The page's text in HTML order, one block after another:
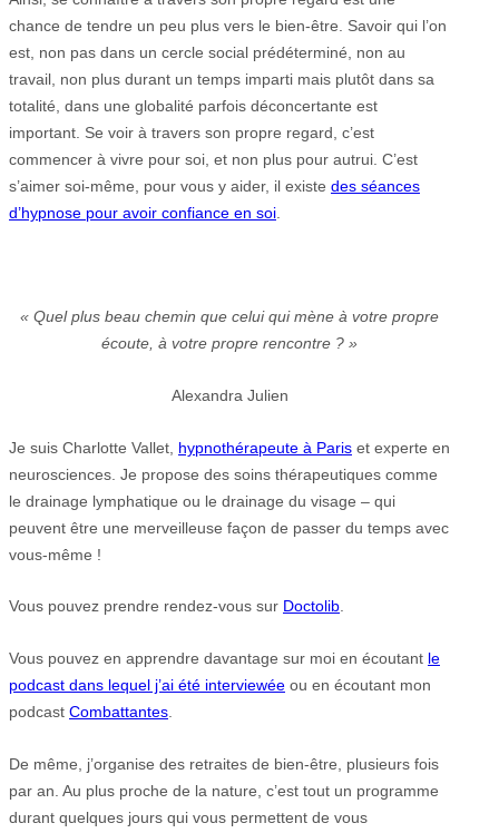
chance de tendre un peu plus vers le bien-être. Savoir qui l’on
est, non pas dans un cercle social prédéterminé, non au
travail, non plus durant un temps imparti mais plutôt dans sa
totalité, dans une globalité parfois déconcertante est
important. Se voir à travers son propre regard, c’est
commencer à vivre pour soi, et non plus pour autrui. C’est
s’aimer soi-même, pour vous y aider, il existe des séances
d’hypnose pour avoir confiance en soi
« Quel plus beau chemin que celui qui mène à votre propre
écoute, à votre propre rencontre ? »
Alexandra Julien
Je suis Charlotte Vallet, hypnothérapeute à Paris et experte en
neurosciences. Je propose des soins thérapeutiques comme
le drainage lymphatique ou le drainage du visage – qui
peuvent être une merveilleuse façon de passer du temps avec
vous-même !
Vous pouvez prendre rendez-vous sur Doctolib.
Vous pouvez en apprendre davantage sur moi en écoutant le
podcast dans lequel j’ai été interviewée ou en écoutant mon
podcast Combattantes
De même, j’organise des retraites de bien-être, plusieurs fois
par an. Au plus proche de la nature, c’est tout un programme
durant quelques jours qui vous permettent de vous